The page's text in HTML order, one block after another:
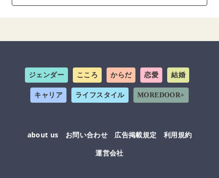
ジェンダー こころ からだ 恋愛 結婚
キャリア ライフスタイル MOREDOOR+
about us お問い合わせ 広告掲載規定
利用規約
運営会社